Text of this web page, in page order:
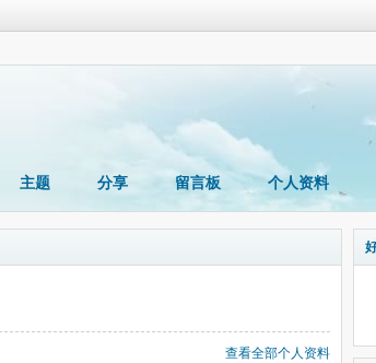
主题 分享 留言板 个人资料
查看全部个人资料